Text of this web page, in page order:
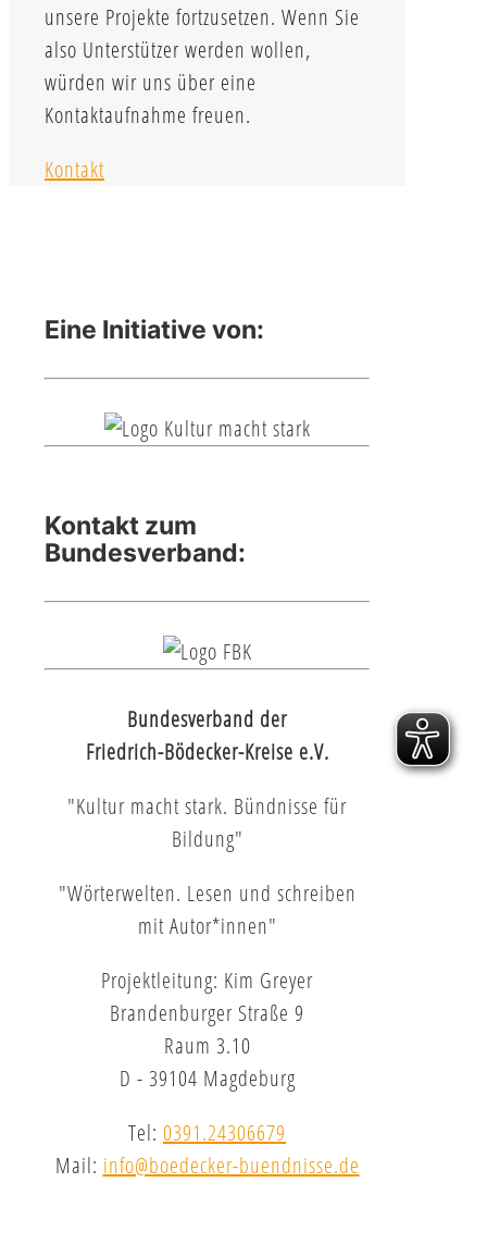
unsere Projekte fortzusetzen. Wenn Sie
also Unterstützer werden wollen,
würden wir uns über eine
Kontaktaufnahme freuen.
Kontakt
Eine Initiative von:
Kontakt zum
Bundesverband:
Bundesverband der
Friedrich-Bödecker-Kreise e.V.
"Kultur macht stark. Bündnisse für
Bildung"
"Wörterwelten. Lesen und schreiben
mit Autor*innen"
Projektleitung: Kim Greyer
Brandenburger Straße 9
Raum 3.10
D - 39104 Magdeburg
Tel: 0391.24306679
Mail: info@boedecker-buendnisse.de